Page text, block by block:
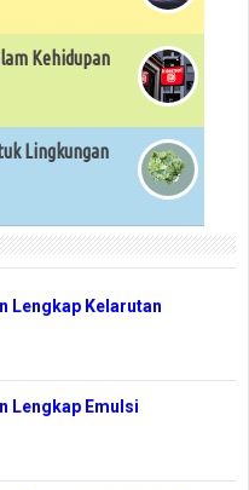
Kehidupan
Lingkungan
Lengkap Kelarutan
Lengkap Emulsi